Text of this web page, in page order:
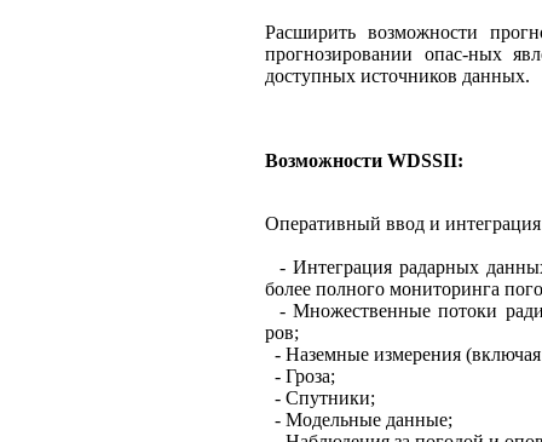
Расширить возможности
прогнозировании опас-ных
доступных источников данных.
Возможности WDSSII:
Оперативный ввод и
- Интеграция радарных
более полного мониторинга
- Множественные потоки
ров;
- Наземные измерения (включая
- Гроза;
- Спутники;
- Модельные данные;